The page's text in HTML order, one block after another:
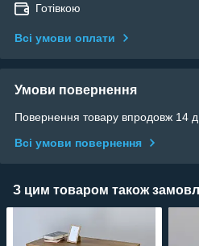
Готівкою
Всі умови оплати
Умови повернення
Повернення товару впродовж 14
Всі умови повернення
З цим товаром також